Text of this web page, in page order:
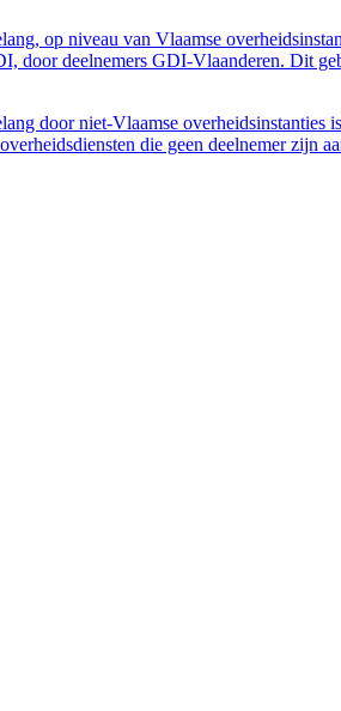
op niveau van Vlaamse
door deelnemers GDI-Vlaanderen. Dit
door niet-Vlaamse
die geen deelnemer zijn